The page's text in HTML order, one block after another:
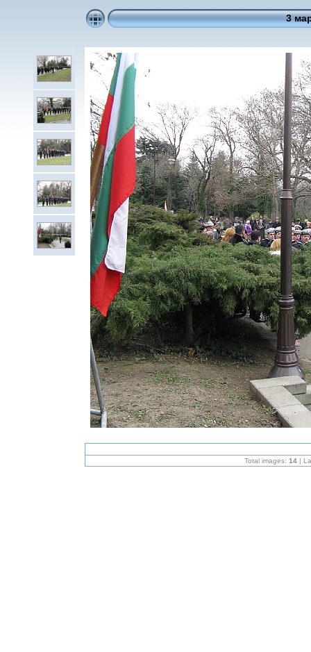
3
Total images: 14 |